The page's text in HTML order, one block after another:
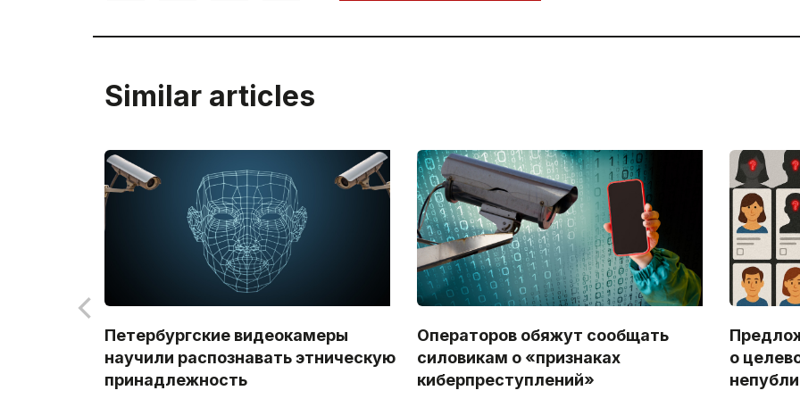
Similar articles
Петербургские видеокамеры
научили распознавать этническую
принадлежность
Операторов обяжут сообщать
силовикам о «признаках
киберпреступлений»
о